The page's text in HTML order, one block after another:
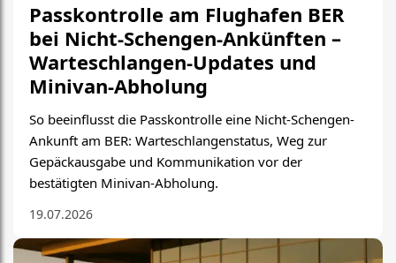
Passkontrolle am Flughafen BER
bei Nicht-Schengen-Ankünften –
Warteschlangen-Updates und
Minivan-Abholung
So beeinflusst die Passkontrolle eine Nicht-Schengen-
Ankunft am BER: Warteschlangenstatus, Weg zur
Gepäckausgabe und Kommunikation vor der
bestätigten Minivan-Abholung.
19.07.2026